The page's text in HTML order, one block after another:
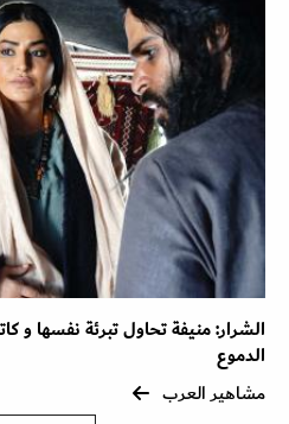
الشرار: منيفة تحاول تبرئة نفسها و
الدموع
مشاهير العرب